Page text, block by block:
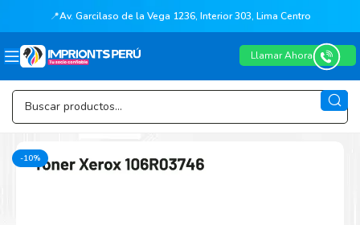
📍Av. Garcilaso de la Vega 1236, Interior 303, Lima Centro
Llamar Ahora
-10%